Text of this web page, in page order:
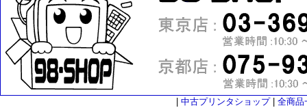
中古プリンタショップ| 全商品